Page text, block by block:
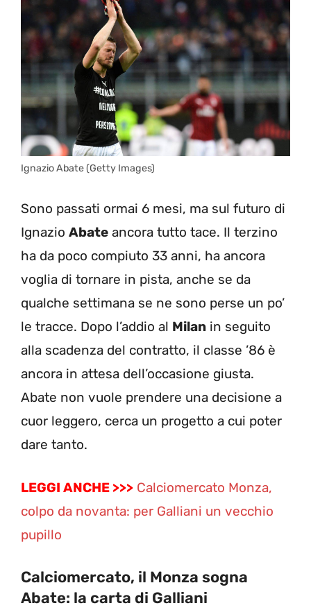
Ignazio Abate (Getty Images)
Sono passati ormai 6 mesi, ma sul futuro di
Ignazio Abate ancora tutto tace. Il terzino
ha da poco compiuto 33 anni, ha ancora
voglia di tornare in pista, anche se da
qualche settimana se ne sono perse un po’
le tracce. Dopo l’addio al Milan in seguito
alla scadenza del contratto, il classe ’86 è
ancora in attesa dell’occasione giusta.
Abate non vuole prendere una decisione a
cuor leggero, cerca un progetto a cui poter
dare tanto.
LEGGI ANCHE >>> Calciomercato Monza,
colpo da novanta: per Galliani un vecchio
pupillo
Calciomercato, il Monza sogna
Abate: la carta di Galliani